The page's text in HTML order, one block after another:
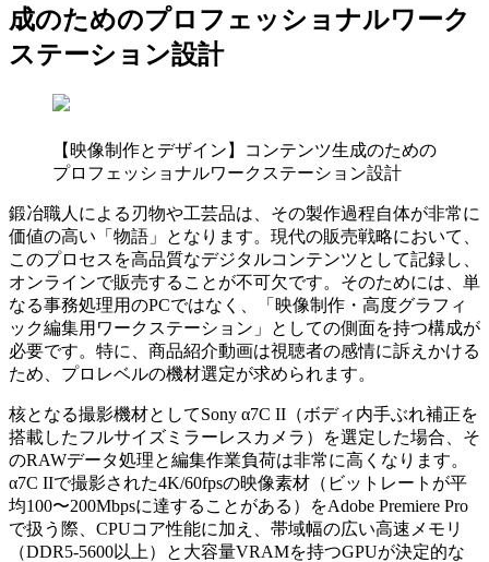
成のためのプロフェッショナルワーク
ステーション設計
【映像制作とデザイン】コンテンツ生成のための
プロフェッショナルワークステーション設計
鍛冶職人による刃物や工芸品は、その製作過程自体が非常に
価値の高い「物語」となります。現代の販売戦略において、
このプロセスを高品質なデジタルコンテンツとして記録し、
オンラインで販売することが不可欠です。そのためには、単
なる事務処理用のPCではなく、「映像制作・高度グラフィ
ック編集用ワークステーション」としての側面を持つ構成が
必要です。特に、商品紹介動画は視聴者の感情に訴えかける
ため、プロレベルの機材選定が求められます。
核となる撮影機材としてSony α7C II（ボディ内手ぶれ補正を
搭載したフルサイズミラーレスカメラ）を選定した場合、そ
のRAWデータ処理と編集作業負荷は非常に高くなります。
α7C IIで撮影された4K/60fpsの映像素材（ビットレートが平
均100〜200Mbpsに達することがある）をAdobe Premiere Pro
で扱う際、CPUコア性能に加え、帯域幅の広い高速メモリ
（DDR5-5600以上）と大容量VRAMを持つGPUが決定的な